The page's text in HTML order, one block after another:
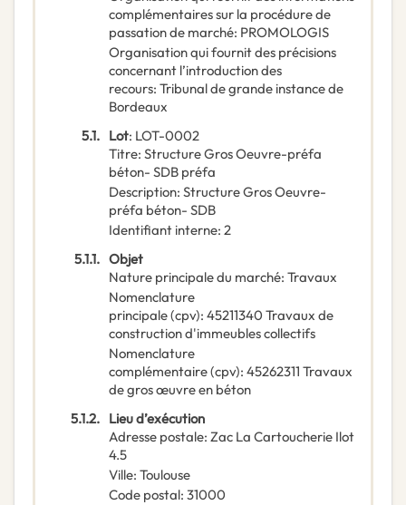
complémentaires sur la procédure de
passation de marché: PROMOLOGIS
Organisation qui fournit des précisions
concernant l’introduction des
recours: Tribunal de grande instance de
Bordeaux
5.1. Lot: LOT-0002
Titre: Structure Gros Oeuvre-préfa
béton- SDB préfa
Description: Structure Gros Oeuvre-
préfa béton- SDB
Identifiant interne: 2
5.1.1. Objet
Nature principale du marché: Travaux
Nomenclature
principale(cpv): 45211340 Travaux de
construction d'immeubles collectifs
Nomenclature
complémentaire(cpv): 45262311 Travaux
de gros œuvre en béton
5.1.2. Lieu d’exécution
Adresse postale: Zac La Cartoucherie Ilot
4.5
Ville: Toulouse
Code postal: 31000